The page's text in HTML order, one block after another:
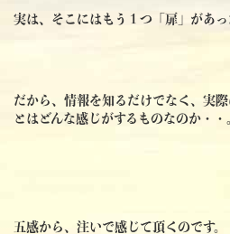
実は、そこにはもう１つ「扉」があっ
だから、情報を知るだけでなく、実
とはどんな感じがするものなのか・・
五感から、注いで感じて頂くのです。